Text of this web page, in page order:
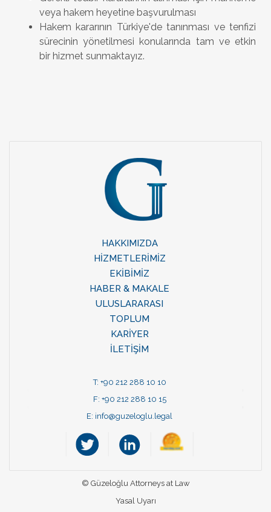
veya hakem heyetine başvurulması
Hakem kararının Türkiye'de tanınması ve tenfizi
sürecinin yönetilmesi konularında tam ve etkin
bir hizmet sunmaktayız.
HAKKIMIZDA
HİZMETLERİMİZ
EKİBİMİZ
HABER & MAKALE
ULUSLARARASI
TOPLUM
KARİYER
İLETİŞİM
T: +90 212 288 10 10
F: +90 212 288 10 15
E: info@guzeloglu.legal
© Güzeloğlu Attorneys at Law
Yasal Uyarı